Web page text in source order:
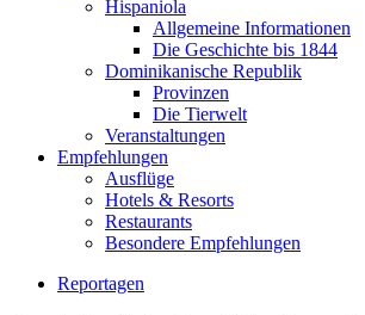
Hispaniola
Allgemeine Informationen
Die Geschichte bis 1844
Dominikanische Republik
Provinzen
Die Tierwelt
Veranstaltungen
Empfehlungen
Ausflüge
Hotels & Resorts
Restaurants
Besondere Empfehlungen
Reportagen